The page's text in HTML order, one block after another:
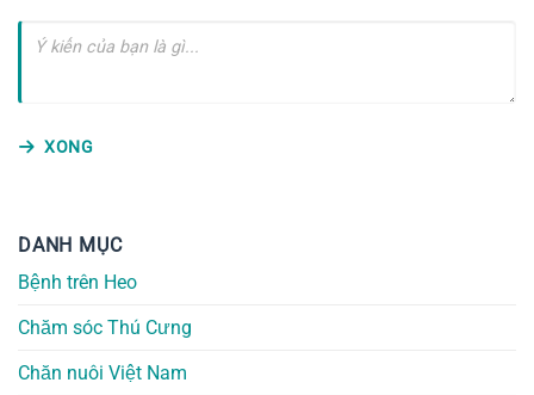
XONG
DANH MỤC
Bệnh trên Heo
Chăm sóc Thú Cưng
Chăn nuôi Việt Nam